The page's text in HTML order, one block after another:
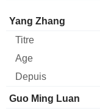
Administrateur
Yang Zhang
Guo Ming Luan